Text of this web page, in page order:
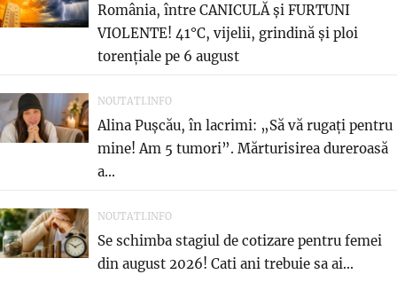
România, între CANICULĂ și FURTUNI
VIOLENTE! 41°C, vijelii, grindină și ploi
torențiale pe 6 august
NOUTATI.INFO
Alina Pușcău, în lacrimi: „Să vă rugați pentru
mine! Am 5 tumori”. Mărturisirea dureroasă
a...
NOUTATI.INFO
Se schimba stagiul de cotizare pentru femei
din august 2026! Cati ani trebuie sa ai...